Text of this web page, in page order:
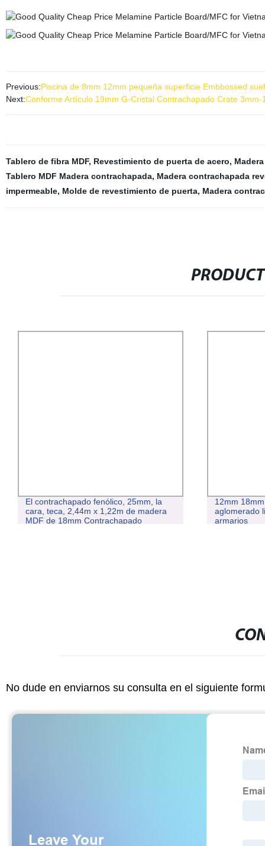
Previous:Piscina de 8mm 12mm pequeña superficie Embbossed
Next:Conforme Artículo 19mm G-Cristal Contrachapado Crate
Tablero de fibra MDF, Revestimiento de puerta de acero,
Tablero MDF Madera contrachapada, Madera contrachapada
impermeable, Molde de revestimiento de puerta, Madera
El contrachapado fenólico, 25mm, la
cara, teca, 2,44m x 1,22m de madera
MDF de 18mm Contrachapado
12mm 18mm
aglomerado liso
armarios
No dude en enviarnos su consulta en el siguiente